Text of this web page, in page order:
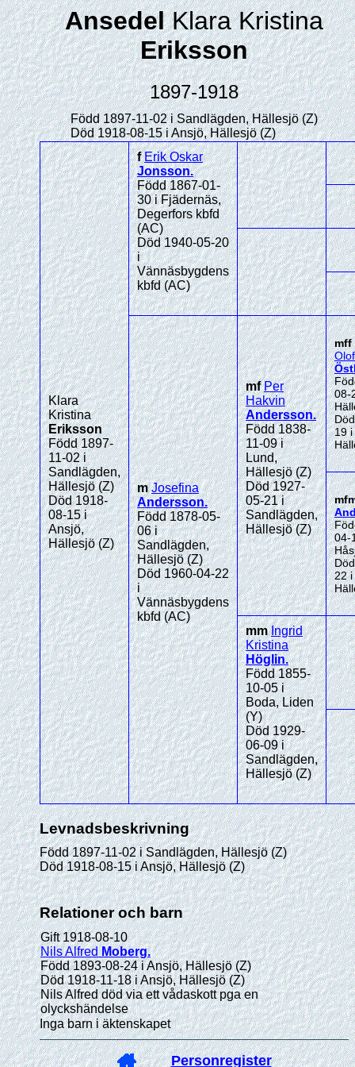
AnsedelKlara Kristina
Eriksson
1897-1918
Född 1897-11-02 i Sandlägden, Hällesjö (Z)
Död 1918-08-15 i Ansjö, Hällesjö (Z)
Klara
Kristina
Eriksson
Född 1897-
11-02 i
Sandlägden,
Hällesjö (Z)
Död 1918-
08-15 i
Ansjö,
Hällesjö (Z)
fErik Oskar
Jonsson.
Född 1867-01-
30 i Fjädernäs,
Degerfors kbfd
(AC)
Död 1940-05-20
i
Vännäsbygdens
kbfd (AC)
mJosefina
Andersson.
Född 1878-05-
06 i
Sandlägden,
Hällesjö (Z)
Död 1960-04-22
i
Vännäsbygdens
kbfd (AC)
mfPer
Hakvin
Andersson.
Född 1838-
11-09 i
Lund,
Hällesjö (Z)
Död 1927-
05-21 i
Sandlägden,
Hällesjö (Z)
mff
08-
19 i
04-
22 i
mmIngrid
Kristina
Höglin.
Född 1855-
10-05 i
Boda, Liden
(Y)
Död 1929-
06-09 i
Sandlägden,
Hällesjö (Z)
Levnadsbeskrivning
Född 1897-11-02 i Sandlägden, Hällesjö (Z)
Död 1918-08-15 i Ansjö, Hällesjö (Z)
Relationer och barn
Gift 1918-08-10
Nils Alfred Moberg.
Född 1893-08-24 i Ansjö, Hällesjö (Z)
Död 1918-11-18 i Ansjö, Hällesjö (Z)
Nils Alfred död via ett vådaskott pga en
olyckshändelse
Inga barn i äktenskapet
Personregister